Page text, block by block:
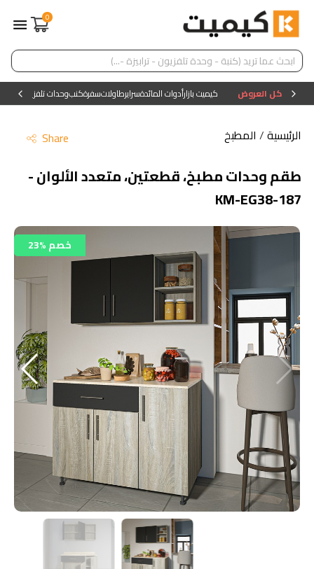
0
كل العروض كيميت بازارأدوات المائدةسرايرطاولاتسفرةكنبوحدات تلفزيون
الرئيسية/ المطبخ Share
طقم وحدات مطبخ، قطعتين، متعدد الألوان -
KM-EG38-187
23% خصم